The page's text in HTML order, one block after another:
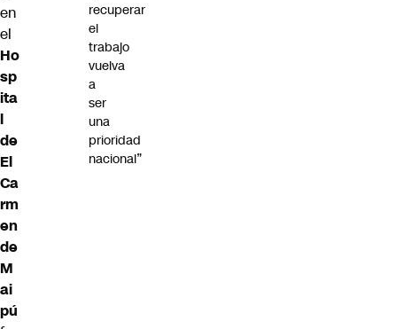
en
el
Ho
sp
ita
l
de
El
Ca
rm
en
de
M
ai
pú
recuperar
el
trabajo
vuelva
a
ser
una
prioridad
nacional”